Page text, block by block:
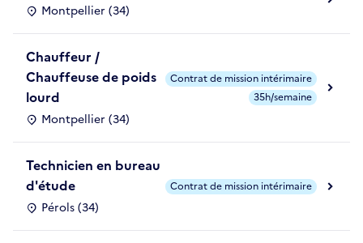
Montpellier (34)
Chauffeur /
Chauffeuse de poids
lourd
Montpellier (34)
Contrat de mission intérimaire
35h/semaine
Technicien en bureau
d'étude
Pérols (34)
Contrat de mission intérimaire